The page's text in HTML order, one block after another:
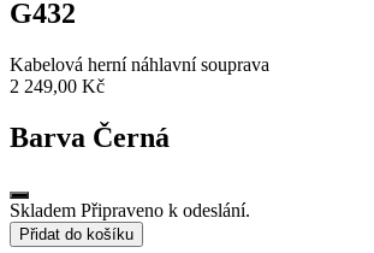
G432
Kabelová herní náhlavní souprava
2 249,00 Kč
Barva Černá
Skladem Připraveno k odeslání.
Přidat do košíku